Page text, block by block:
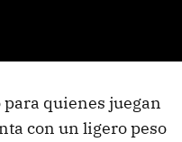
para quienes juegan
con un ligero peso